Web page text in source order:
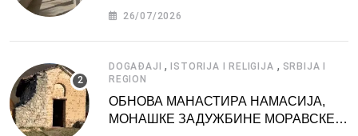
АТРАКЦИЈА
26/07/2026
DOGAĐAJI , ISTORIJA I RELIGIJA , SRBIJA I
REGION
ОБНОВА МАНАСТИРА НАМАСИЈА,
МОНАШКЕ ЗАДУЖБИНЕ МОРАВСКЕ